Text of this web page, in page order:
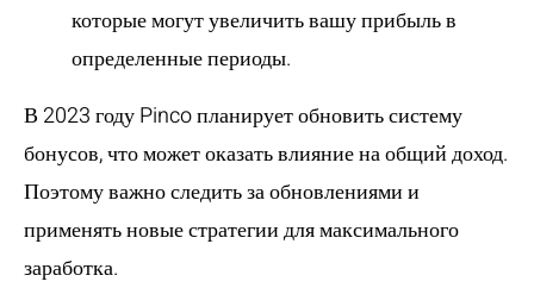
которые могут увеличить вашу прибыль в
определенные периоды.
В 2023 году Pinco планирует обновить систему
бонусов, что может оказать влияние на общий доход.
Поэтому важно следить за обновлениями и
применять новые стратегии для максимального
заработка.